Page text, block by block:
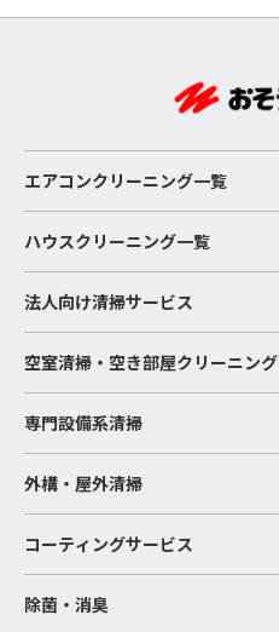
エアコンクリーニング一覧
ハウスクリーニング一覧
法人向け清掃サービス
空室清掃・空き部屋クリーニング
専門設備系清掃
外構・屋外清掃
コーティングサービス
除菌・消臭